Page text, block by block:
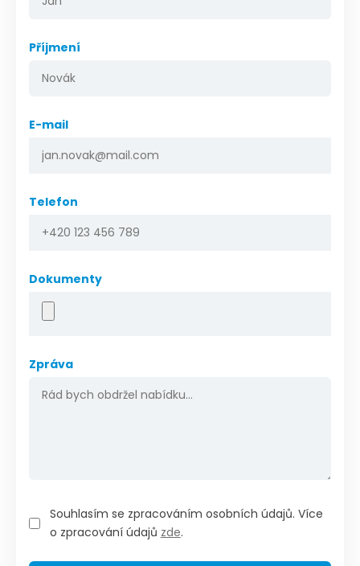
Příjmení
E-mail
Telefon
Dokumenty
Zpráva
Souhlasím se zpracováním osobních údajů. Více
o zpracování údajů zde.